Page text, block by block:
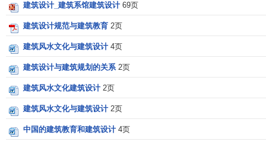
也是建筑空间环境组合设计的继续和深入。
总之，建筑设计是在一定的思想和方法指导下，依据各
种条件，运用科学技术知识和美学规律，通过分析、综合和
创作，正确处理各种要求之间的相互关系，为创造良好的空
间环境提供方案和建造蓝图的一种创作活动。庄整个
计中起着土导和先行的作用。
建筑设计的技巧
建筑设计_建筑系馆建筑设计 69页
建筑设计规范与建筑教育 2页
建筑风水文化与建筑设计 4页
建筑设计与建筑规划的关系 2页
建筑风水文化建筑设计 2页
建筑风水文化与建筑设计 2页
中国的建筑教育和建筑设计 4页